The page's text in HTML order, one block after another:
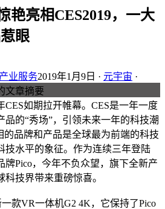
艳亮相CES2019，一大
眼
业服务2019年1月9日 · 元宇宙 ·
文章摘要
CES如期拉开帷幕。CES是一年一度
的“秀场”，引领未来一年的科技潮
的品牌和产品是全球最为前端的科技
技水平的象征。作为连续三年登陆
牌Pico，今年不负众望，旗下全新产
技界带来重磅惊喜。
款VR一体机G2 4K，它保持了Pico